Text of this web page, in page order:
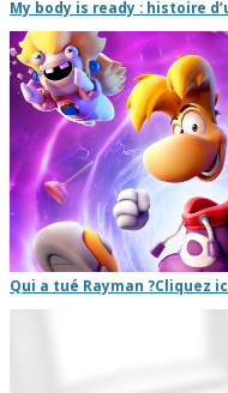
My body is ready : histoire
Qui a tué Rayman ?Cliquez